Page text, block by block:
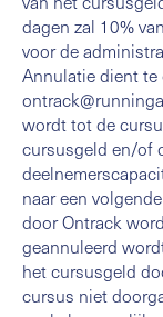
dagen zal 10%
voor de
Annulatie dient te
wordt tot de
cursusgeld en/of
naar een
door Ontrack
geannuleerd
het cursusgeld
cursus niet